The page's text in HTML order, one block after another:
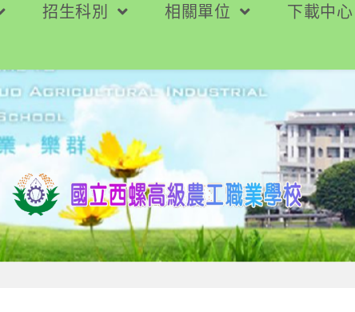
招生科別 相關單位 下載中心